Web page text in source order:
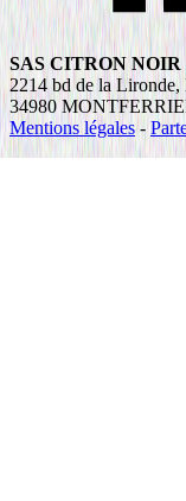
SAS CITRON NOIR
2214 bd de la
34980
Mentions légales-